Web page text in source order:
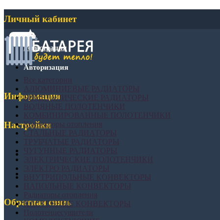
Личный кабинет
Регистрация
Авторизация
Информация
Настройки
Обратная связь
БИМЕТАЛИЧЕСКИЕ РАДИАТОРЫ
Конвекторы отопления
СТАЛЬНЫЕ РАДИАТОРЫ
НАСТЕННЫЕ КОНВЕКТОРЫ